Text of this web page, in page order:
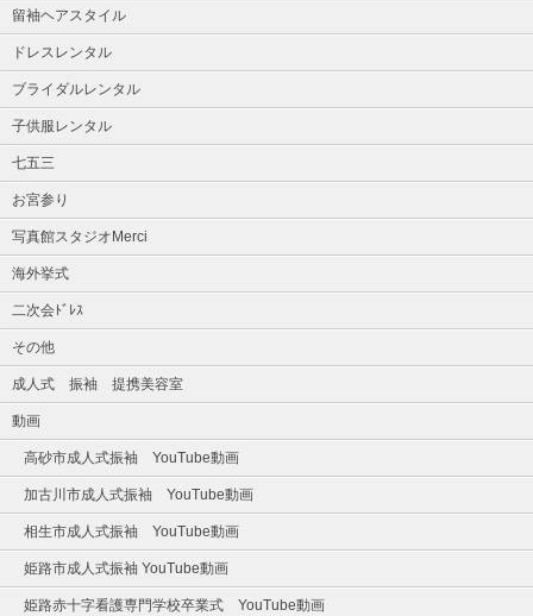
留袖ヘアスタイル
ドレスレンタル
ブライダルレンタル
子供服レンタル
七五三
お宮参り
写真館スタジオMerci
海外挙式
二次会ﾄﾞﾚｽ
その他
成人式 振袖 提携美容室
動画
高砂市成人式振袖 YouTube動画
加古川市成人式振袖 YouTube動画
相生市成人式振袖 YouTube動画
姫路市成人式振袖 YouTube動画
姫路赤十字看護専門学校卒業式 YouTube動画